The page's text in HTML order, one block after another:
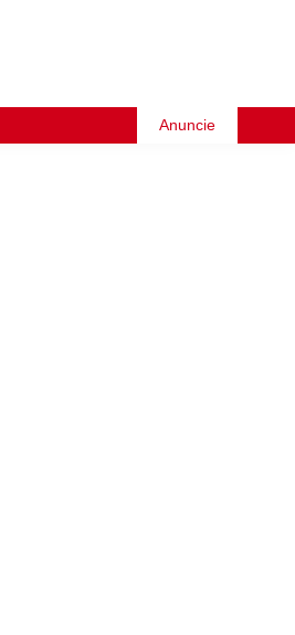
Anuncie